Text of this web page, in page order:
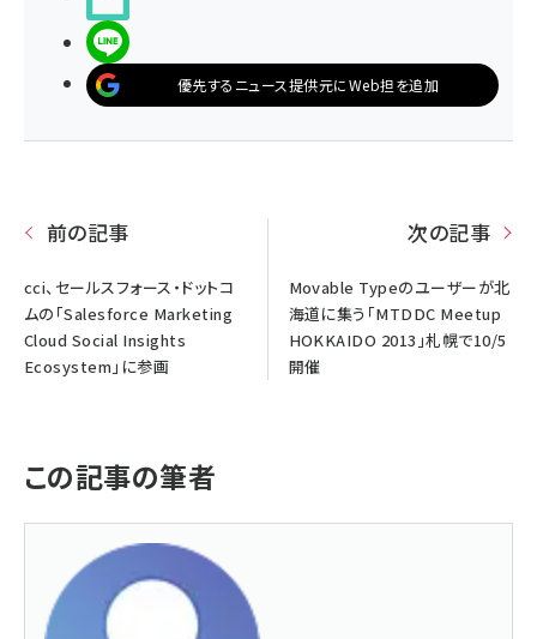
優先するニュース提供元にWeb担を追加
前の記事
cci、セールスフォース・ドットコ
ムの「Salesforce Marketing
Cloud Social Insights
Ecosystem」に参画
次の記事
Movable Typeのユーザーが北
海道に集う「MTDDC Meetup
HOKKAIDO 2013」札幌で10/5
開催
この記事の筆者